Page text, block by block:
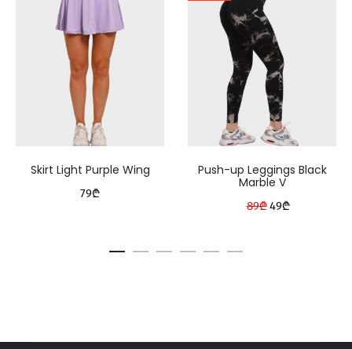
Skirt Light Purple Wing
79₾
Push-up Leggings Black
Marble V
89₾Original
49₾Current